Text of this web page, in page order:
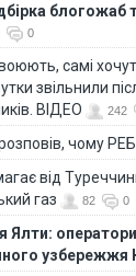
блогожаб
0
самі
звільнили
ВІДЕО
242
чому
від
газ
82 0
Ялти:
узбережжя